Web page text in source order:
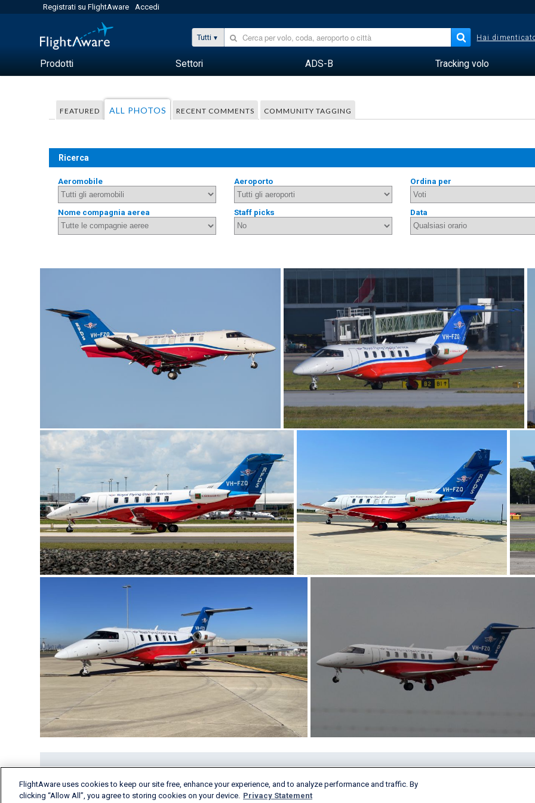
Registrati su FlightAware Accedi
Tutti Hai
Prodotti Settori ADS-B Tracking volo
FEATURED ALL PHOTOS RECENT COMMENTS COMMUNITY TAGGING
Ricerca
Aeromobile Aeroporto Ordina per
Nome compagnia aerea Staff picks Data
AeroAPI
FlightAware uses cookies to keep our site free, enhance your experience, and to analyze performance and traffic. By
clicking “Allow All”, you agree to storing cookies on your device. Privacy Statement